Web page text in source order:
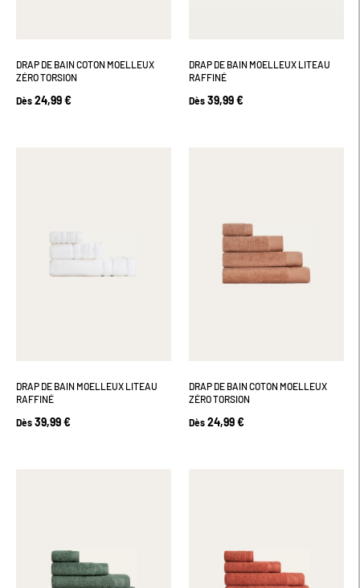
DRAP DE BAIN COTON MOELLEUX
ZÉRO TORSION
Dès 24,99 €
DRAP DE BAIN MOELLEUX LITEAU
RAFFINÉ
Dès 39,99 €
DRAP DE BAIN MOELLEUX LITEAU
RAFFINÉ
Dès 39,99 €
DRAP DE BAIN COTON MOELLEUX
ZÉRO TORSION
Dès 24,99 €